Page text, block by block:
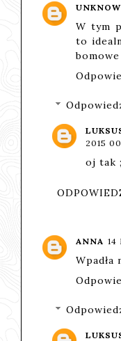
W tym
to
2015
oj tak
ANNA 14
Wpadła